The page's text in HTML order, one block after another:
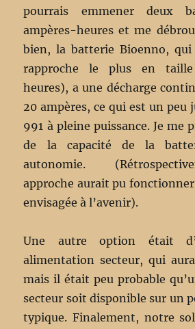
pourrais emmener deux
ampères-heures et me
bien, la batterie Bioenno,
rapproche le plus en
heures), a une décharge
20 ampères, ce qui est un peu
991 à pleine puissance. Je me
de la capacité de la
autonomie.
approche aurait pu
envisagée à l’avenir).
Une autre option était
alimentation secteur, qui
mais il était peu probable
secteur soit disponible sur un
typique. Finalement, notre